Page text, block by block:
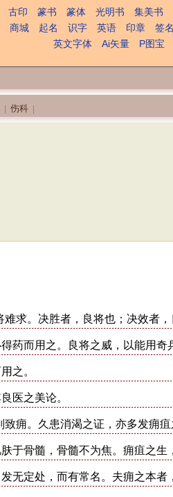
古印 篆书 篆体 光明书 集美书
商城 起名 识字 英语 印章 签名
英文字体
Ai矢量 P图宝
伤科